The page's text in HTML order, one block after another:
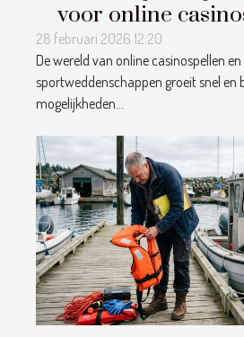
voor online
28 februari 2026 12:20
De wereld van online casinospellen en
sportweddenschappen groeit snel en
mogelijkheden...